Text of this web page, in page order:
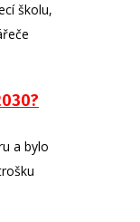
školu,
a bylo